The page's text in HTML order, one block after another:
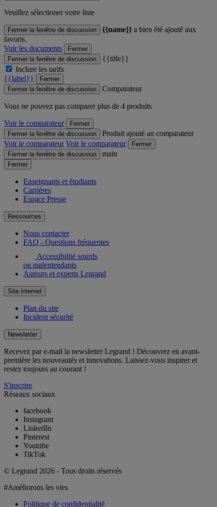
Veuillez sélectioner votre liste
Fermer la fenêtre de discussion {{name}} a bien été ajouté aux
favoris.
Voir les documents
Fermer
Fermer la fenêtre de discussion
{{title}}
Inclure les tarifs
{{label}}
Fermer
Fermer la fenêtre de discussion
Comparateur
Vous ne pouvez pas comparer plus de 4 produits
Voir le comparateur
Fermer
Fermer la fenêtre de discussion
Produit ajouté au comparateur
Voir le comparateur Voir le comparateur
Fermer
Fermer la fenêtre de discussion
main
Fermer
Enseignants et étudiants
Carrières
Espace Presse
Ressources
Nous contacter
FAQ - Questions fréquentes
Accessibilité sourds
ou malentendants
Auteurs et experts Legrand
Site internet
Plan du site
Incident sécurité
Newsletter
Recevez par e-mail la newsletter Legrand ! Découvrez en avant-
première les nouveautés et innovations. Laissez-vous inspirer et
restez toujours au courant !
S'inscrire
Réseaux sociaux
facebook
Instagram
LinkedIn
Pinterest
Youtube
TikTok
© Legrand 2026 - Tous droits réservés
#Améliorons les vies
Politique de confidentialité